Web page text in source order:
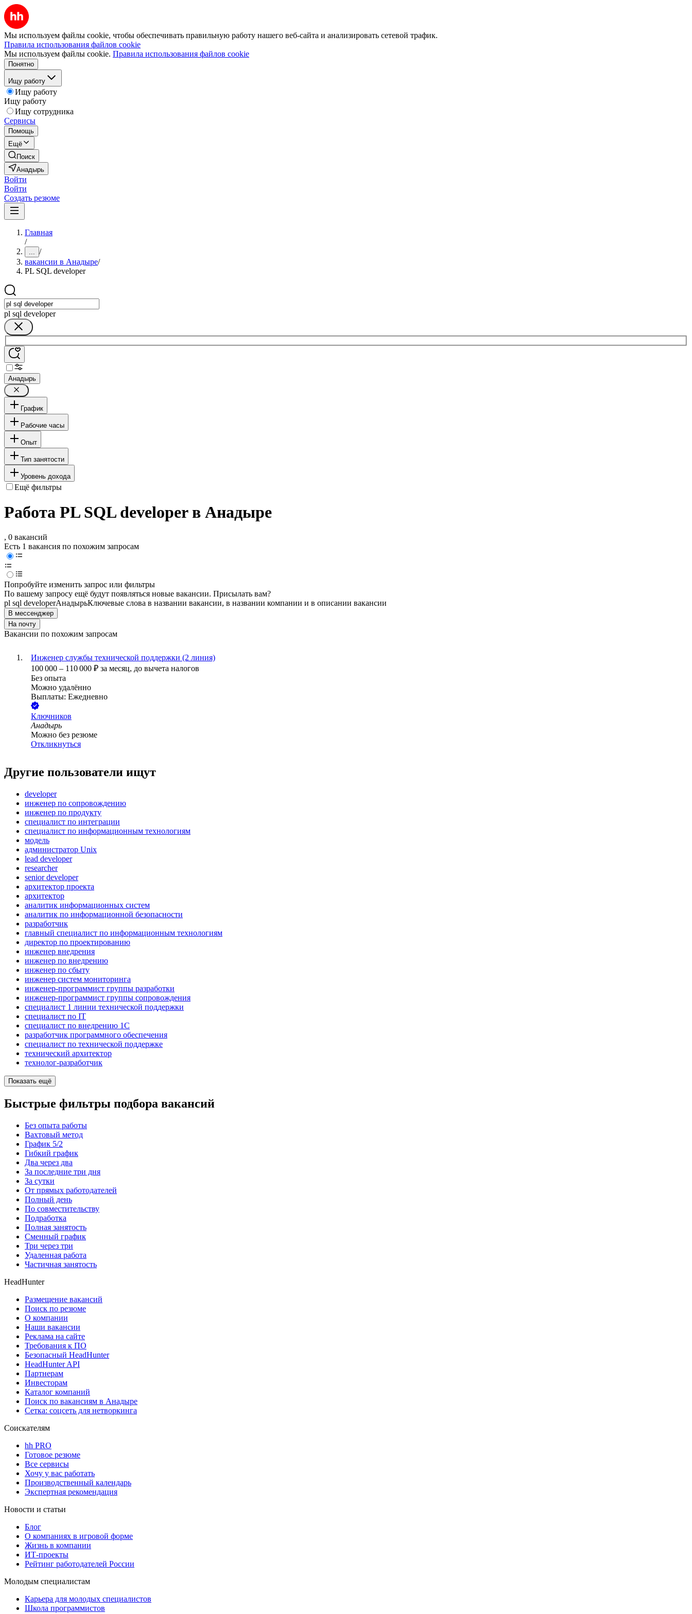
Мы используем файлы cookie, чтобы обеспечивать правильную работу нашего веб-сайта и анализировать сетевой трафик.
Правила использования файлов cookie
Мы используем файлы cookie. Правила использования файлов cookie
Понятно
Ищу работу
Ищу работу
Ищу работу
Ищу сотрудника
Сервисы
Помощь
Ещё
Поиск
Анадырь
Войти
Войти
Создать резюме
Главная
/
... /
вакансии в Анадыре/
PL SQL developer
pl sql developer
Анадырь
График
Рабочие часы
Опыт
Тип занятости
Уровень дохода
Ещё фильтры
Работа PL SQL developer в Анадыре
, 0 вакансий
Есть 1 вакансия по похожим запросам
Попробуйте изменить запрос или фильтры
По вашему запросу ещё будут появляться новые вакансии. Присылать вам?
pl sql developerАнадырьКлючевые слова в названии вакансии, в названии компании и в описании вакансии
В мессенджер
На почту
Вакансии по похожим запросам
Инженер службы технической поддержки (2 линия)
100 000 – 110 000 ₽ за месяц, до вычета налогов
Без опыта
Можно удалённо
Выплаты: Ежедневно
Ключников
Анадырь
Можно без резюме
Откликнуться
Другие пользователи ищут
developer
инженер по сопровождению
инженер по продукту
специалист по интеграции
специалист по информационным технологиям
модель
администратор Unix
lead developer
researcher
senior developer
архитектор проекта
архитектор
аналитик информационных систем
аналитик по информационной безопасности
разработчик
главный специалист по информационным технологиям
директор по проектированию
инженер внедрения
инженер по внедрению
инженер по сбыту
инженер систем мониторинга
инженер-программист группы разработки
инженер-программист группы сопровождения
специалист 1 линии технической поддержки
специалист по IT
специалист по внедрению 1С
разработчик программного обеспечения
специалист по технической поддержке
технический архитектор
технолог-разработчик
Показать ещё
Быстрые фильтры подбора вакансий
Без опыта работы
Вахтовый метод
График 5/2
Гибкий график
Два через два
За последние три дня
За сутки
От прямых работодателей
Полный день
По совместительству
Подработка
Полная занятость
Сменный график
Три через три
Удаленная работа
Частичная занятость
HeadHunter
Размещение вакансий
Поиск по резюме
О компании
Наши вакансии
Реклама на сайте
Требования к ПО
Безопасный HeadHunter
HeadHunter API
Партнерам
Инвесторам
Каталог компаний
Поиск по вакансиям в Анадыре
Сетка: соцсеть для нетворкинга
Соискателям
hh PRO
Готовое резюме
Все сервисы
Хочу у вас работать
Производственный календарь
Экспертная рекомендация
Новости и статьи
Блог
О компаниях в игровой форме
Жизнь в компании
ИТ-проекты
Рейтинг работодателей России
Молодым специалистам
Карьера для молодых специалистов
Школа программистов